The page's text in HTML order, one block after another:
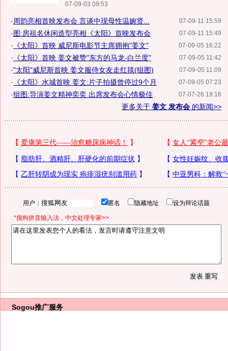
07-09-03 09:53
07-09-11 15:59
· 周韵亮相首映发布会 言谈中现母性温婉贤...
07-09-11 15:49
·图:房祖名休闲造型亮相《太阳》首映发布会
07-09-05 16:22
· 《太阳》首映 威尼斯电影节主席拥抱"姜文"
07-09-05 11:42
· 《太阳》首映 姜文被赞"东方的马龙-白兰度"
07-09-05 11:09
·"太阳"威尼斯首映 姜文服侍女友走红毯(组图)
07-09-05 07:23
· 《太阳》水城首映 姜文:片子拍摄曾停过9个月
07-07-26 19:16
·组图:导演姜文精神奕奕 出席发布会心情极佳
更多关于 姜文 发布会 的新闻>>
用户： 匿名 隐藏地址 设为辩论话题
*搜狗拼音输入法，中文处理专家>>
Sogou推广服务